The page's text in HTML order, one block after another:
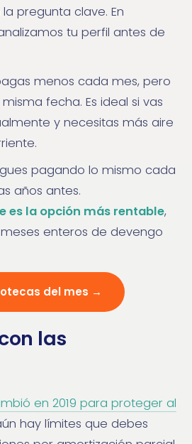
pregunta clave. En
tu perfil antes de
menos cada mes, pero
fecha. Es ideal si vas
y necesitas más aire
pagando lo mismo cada
años antes.
es la opción más rentable,
enteros de devengo
del mes →
las
en 2019 para proteger al
hay límites que debes